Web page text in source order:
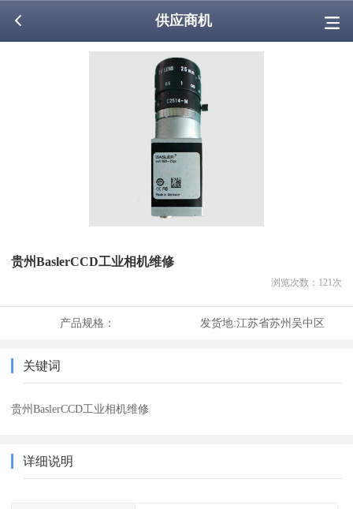
供应商机
贵州BaslerCCD工业相机维修
浏览次数： 121 次
产品规格： 发货地:江苏省苏州吴中区
关键词
贵州BaslerCCD工业相机维修
详细说明